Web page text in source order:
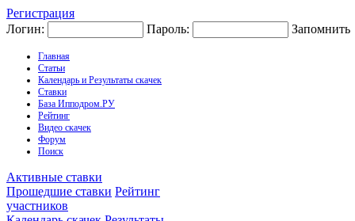
Регистрация
Логин:
Пароль: Запомнить
Главная
Статьи
Календарь и Результаты скачек
Ставки
База Ипподром.РУ
Рейтинг
Видео скачек
Форум
Поиск
Активные ставки
Прошедшие ставки Рейтинг
участников